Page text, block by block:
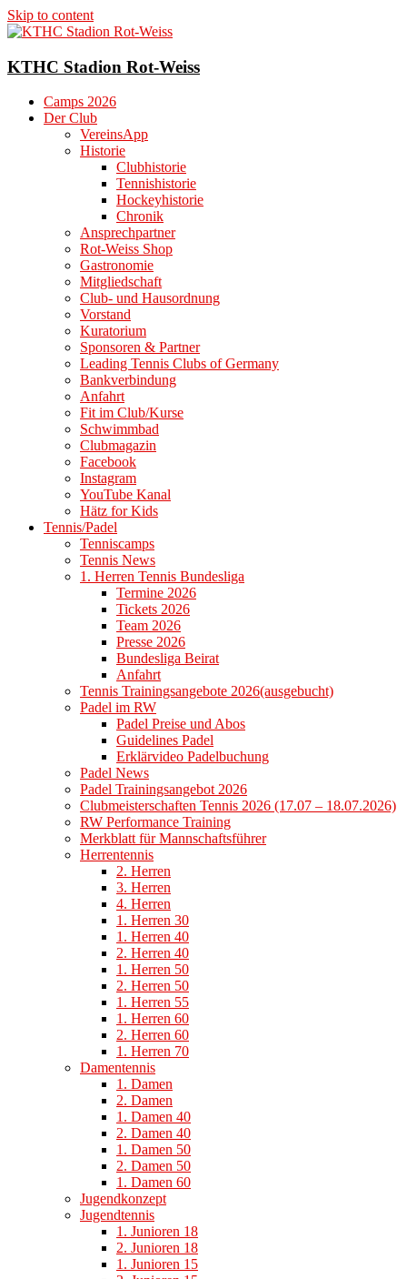
Skip to content
KTHC Stadion Rot-Weiss
Camps 2026
Der Club
VereinsApp
Historie
Clubhistorie
Tennishistorie
Hockeyhistorie
Chronik
Ansprechpartner
Rot-Weiss Shop
Gastronomie
Mitgliedschaft
Club- und Hausordnung
Vorstand
Kuratorium
Sponsoren & Partner
Leading Tennis Clubs of Germany
Bankverbindung
Anfahrt
Fit im Club/Kurse
Schwimmbad
Clubmagazin
Facebook
Instagram
YouTube Kanal
Hätz for Kids
Tennis/Padel
Tenniscamps
Tennis News
1. Herren Tennis Bundesliga
Termine 2026
Tickets 2026
Team 2026
Presse 2026
Bundesliga Beirat
Anfahrt
Tennis Trainingsangebote 2026(ausgebucht)
Padel im RW
Padel Preise und Abos
Guidelines Padel
Erklärvideo Padelbuchung
Padel News
Padel Trainingsangebot 2026
Clubmeisterschaften Tennis 2026 (17.07 – 18.07.2026)
RW Performance Training
Merkblatt für Mannschaftsführer
Herrentennis
2. Herren
3. Herren
4. Herren
1. Herren 30
1. Herren 40
2. Herren 40
1. Herren 50
2. Herren 50
1. Herren 55
1. Herren 60
2. Herren 60
1. Herren 70
Damentennis
1. Damen
2. Damen
1. Damen 40
2. Damen 40
1. Damen 50
2. Damen 50
1. Damen 60
Jugendkonzept
Jugendtennis
1. Junioren 18
2. Junioren 18
1. Junioren 15